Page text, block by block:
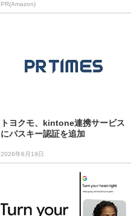
PR(Amazon)
トヨクモ、kintone連携サービス
にパスキー認証を追加
2026年6月19日